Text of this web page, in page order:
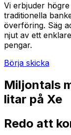
Vi erbjuder
traditionella
överföring. Säg
njut av ett
pengar.
Börja skicka
Miljontals
litar på Xe
Redo att